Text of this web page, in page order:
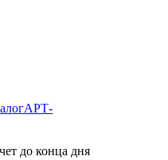
АРТ-
до конца дня